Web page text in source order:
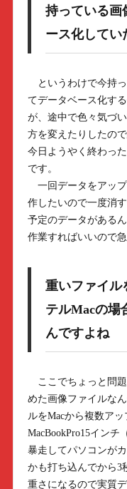
持っている画
ース化してい
というわけで今持
てデータベース化す
が、途中で色々気づ
方を変えたりしたの
今日ようやく終わっ
です。
一回データをアッ
作したいので一度消
予定のデータがある
作業すればいいので
重いファイル
テルMacの場
んですよね
ここでちょっと問
めた画像ファイルな
ルをMacから複数ア
MacBookPro15インチ
暴走してパソコンが
かも打ち込んでから3
重さになるので実質